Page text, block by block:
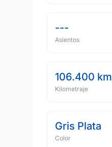
---
Asientos
106.400 km
Kilometraje
Gris Plata
Color